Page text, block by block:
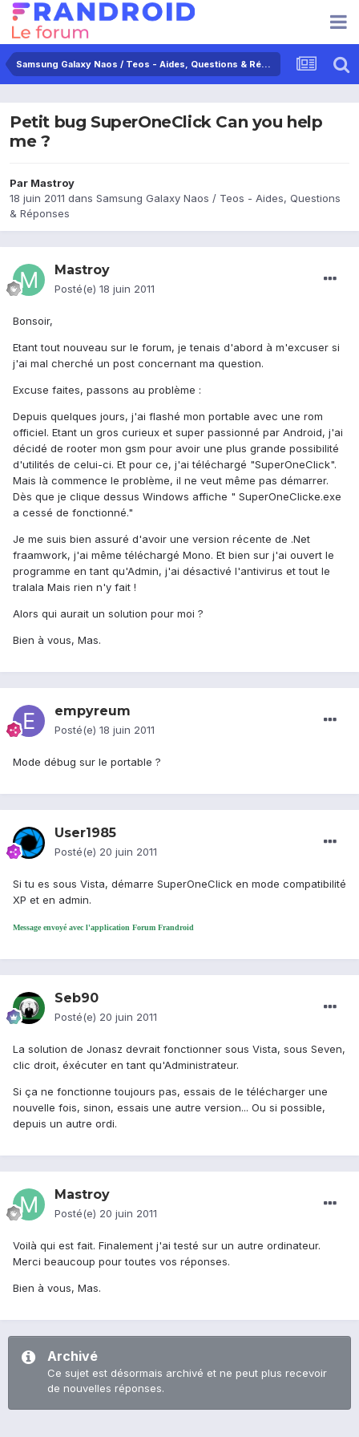
Samsung Galaxy Naos / Teos - Aides, Questions & Réponses
Petit bug SuperOneClick Can you help
me ?
Par Mastroy
18 juin 2011 dans Samsung Galaxy Naos / Teos - Aides, Questions
& Réponses
Mastroy
Posté(e) 18 juin 2011
Bonsoir,
Etant tout nouveau sur le forum, je tenais d'abord à m'excuser si
j'ai mal cherché un post concernant ma question.
Excuse faites, passons au problème :
Depuis quelques jours, j'ai flashé mon portable avec une rom
officiel. Etant un gros curieux et super passionné par Android, j'ai
décidé de rooter mon gsm pour avoir une plus grande possibilité
d'utilités de celui-ci. Et pour ce, j'ai téléchargé "SuperOneClick".
Mais là commence le problème, il ne veut même pas démarrer.
Dès que je clique dessus Windows affiche " SuperOneClicke.exe
a cessé de fonctionné."
Je me suis bien assuré d'avoir une version récente de .Net
fraamwork, j'ai même téléchargé Mono. Et bien sur j'ai ouvert le
programme en tant qu'Admin, j'ai désactivé l'antivirus et tout le
tralala Mais rien n'y fait !
Alors qui aurait un solution pour moi ?
Bien à vous, Mas.
empyreum
Posté(e) 18 juin 2011
Mode débug sur le portable ?
User1985
Posté(e) 20 juin 2011
Si tu es sous Vista, démarre SuperOneClick en mode compatibilité
XP et en admin.
Message envoyé avec l'application Forum Frandroid
Seb90
Posté(e) 20 juin 2011
La solution de Jonasz devrait fonctionner sous Vista, sous Seven,
clic droit, éxécuter en tant qu'Administrateur.
Si ça ne fonctionne toujours pas, essais de le télécharger une
nouvelle fois, sinon, essais une autre version... Ou si possible,
depuis un autre ordi.
Mastroy
Posté(e) 20 juin 2011
Voilà qui est fait. Finalement j'ai testé sur un autre ordinateur.
Merci beaucoup pour toutes vos réponses.
Bien à vous, Mas.
Archivé
Ce sujet est désormais archivé et ne peut plus recevoir
de nouvelles réponses.